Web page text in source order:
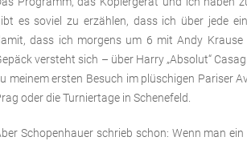
es soviel zu erzählen, dass ich über jede
dass ich morgens um 6 mit Andy
versteht sich – über Harry „Absolut“
meinem ersten Besuch im plüschigen Pariser
oder die Turniertage in Schenefeld.
Schopenhauer schrieb schon: Wenn man